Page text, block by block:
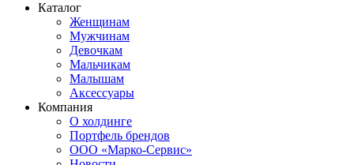
Каталог
Женщинам
Мужчинам
Девочкам
Мальчикам
Малышам
Аксессуары
Компания
О холдинге
Портфель брендов
ООО «Марко-Сервис»